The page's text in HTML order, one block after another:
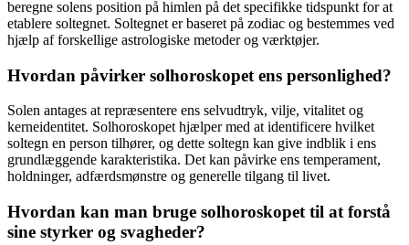
beregne solens position på himlen på det specifikke tidspunkt for at
etablere soltegnet. Soltegnet er baseret på zodiac og bestemmes ved
hjælp af forskellige astrologiske metoder og værktøjer.
Hvordan påvirker solhoroskopet ens personlighed?
Solen antages at repræsentere ens selvudtryk, vilje, vitalitet og
kerneidentitet. Solhoroskopet hjælper med at identificere hvilket
soltegn en person tilhører, og dette soltegn kan give indblik i ens
grundlæggende karakteristika. Det kan påvirke ens temperament,
holdninger, adfærdsmønstre og generelle tilgang til livet.
Hvordan kan man bruge solhoroskopet til at forstå
sine styrker og svagheder?